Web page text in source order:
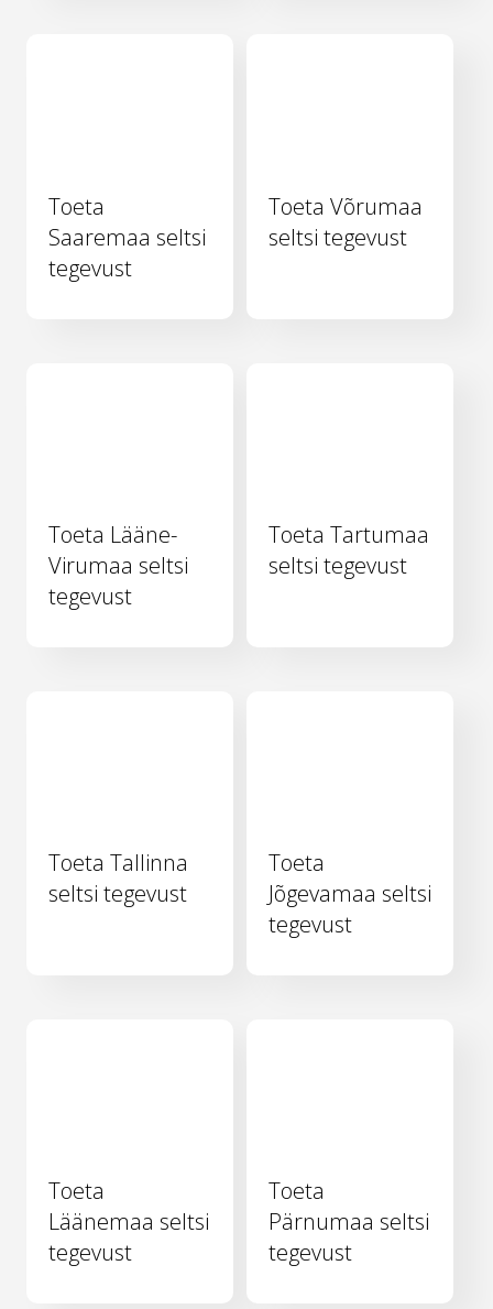
Toeta
Saaremaa seltsi
tegevust
Toeta Võrumaa
seltsi tegevust
Toeta Lääne-
Virumaa seltsi
tegevust
Toeta Tartumaa
seltsi tegevust
Toeta Tallinna
seltsi tegevust
Toeta
Jõgevamaa seltsi
tegevust
Toeta
Läänemaa seltsi
tegevust
Toeta
Pärnumaa seltsi
tegevust